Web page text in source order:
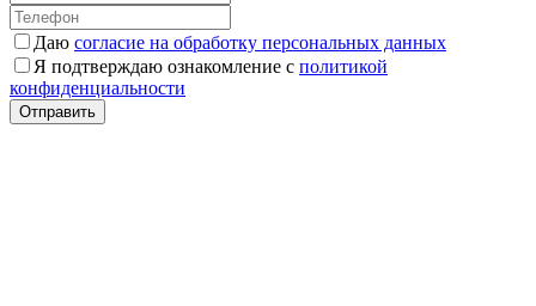
Даю согласие на обработку персональных данных
Я подтверждаю ознакомление с политикой
конфиденциальности